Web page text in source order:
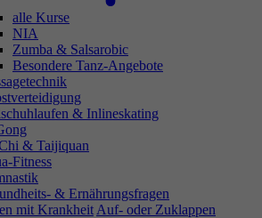
alle Kurse
NIA
Zumba & Salsarobic
Besondere Tanz-Angebote
& Inlineskating
& Taijiquan
Fitness
& Ernährungsfragen
mit Krankheit Auf- oder Zuklappen